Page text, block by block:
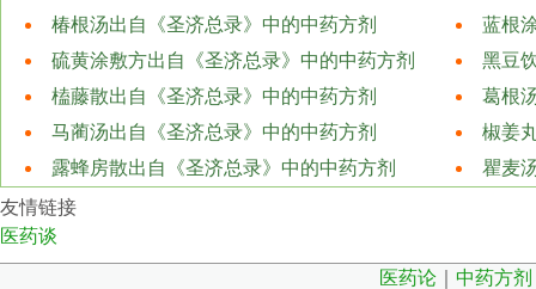
椿根汤出自《圣济总录》中的中药方剂
蓝根
硫黄涂敷方出自《圣济总录》中的中药方剂
黑豆
榼藤散出自《圣济总录》中的中药方剂
葛根
马蔺汤出自《圣济总录》中的中药方剂
椒姜
露蜂房散出自《圣济总录》中的中药方剂
瞿麦
友情链接
医药谈
医药论 中药方剂